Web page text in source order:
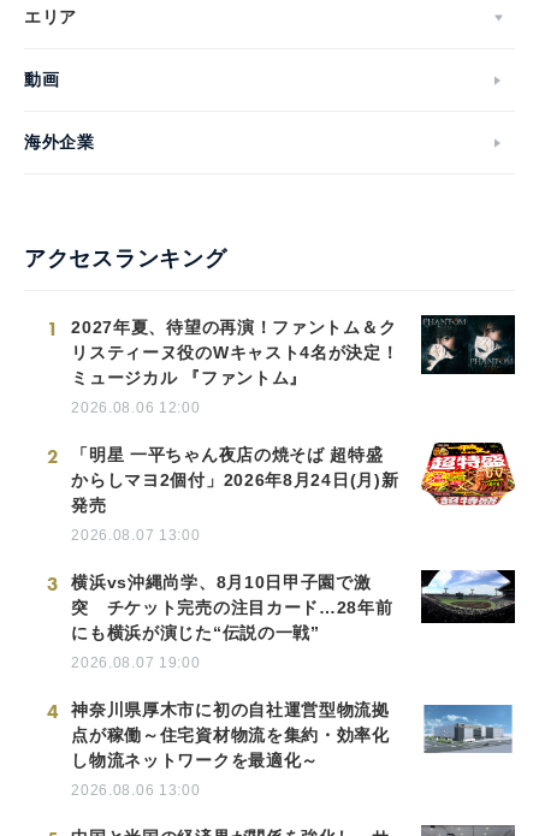
エリア
動画
海外企業
アクセスランキング
1
2027年夏、待望の再演！ファントム＆ク
リスティーヌ役のWキャスト4名が決定！
ミュージカル 『ファントム』
2026.08.06 12:00
2
「明星 一平ちゃん夜店の焼そば 超特盛
からしマヨ2個付」2026年8月24日(月)新
発売
2026.08.07 13:00
3
横浜vs沖縄尚学、8月10日甲子園で激
突 チケット完売の注目カード…28年前
にも横浜が演じた“伝説の一戦”
2026.08.07 19:00
4
神奈川県厚木市に初の自社運営型物流拠
点が稼働～住宅資材物流を集約・効率化
し物流ネットワークを最適化～
2026.08.06 13:00